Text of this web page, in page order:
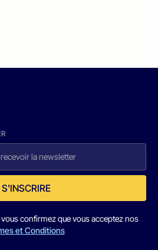
S'INSCRIRE
confirmez que vous acceptez nos
et Conditions